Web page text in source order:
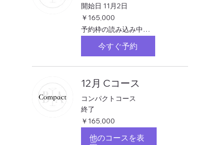
開始日 11月2日
165,000
円
￥165,000
予約枠の読み込み中…
今すぐ予約
12月 Cコース
コンパクトコース
終了
165,000
円
￥165,000
他のコースを表